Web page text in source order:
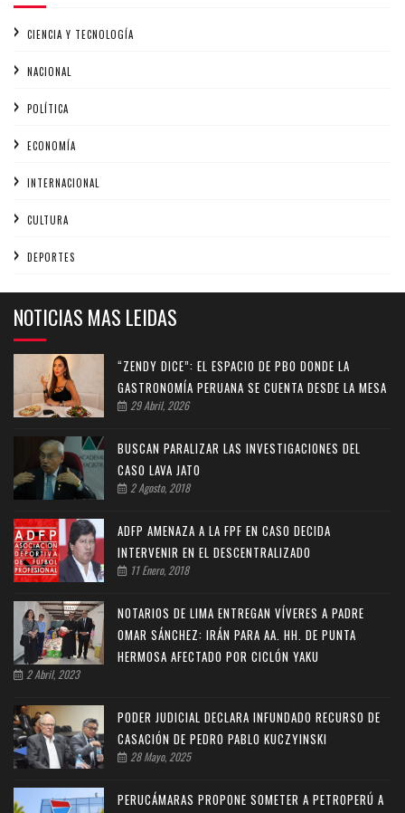
CIENCIA Y TECNOLOGÍA
NACIONAL
POLÍTICA
ECONOMÍA
INTERNACIONAL
CULTURA
DEPORTES
NOTICIAS MAS LEIDAS
“ZENDY DICE”: EL ESPACIO DE PBO DONDE LA
GASTRONOMÍA PERUANA SE CUENTA DESDE LA MESA
29 Abril, 2026
BUSCAN PARALIZAR LAS INVESTIGACIONES DEL
CASO LAVA JATO
2 Agosto, 2018
ADFP AMENAZA A LA FPF EN CASO DECIDA
INTERVENIR EN EL DESCENTRALIZADO
11 Enero, 2018
NOTARIOS DE LIMA ENTREGAN VÍVERES A PADRE
OMAR SÁNCHEZ: IRÁN PARA AA. HH. DE PUNTA
HERMOSA AFECTADO POR CICLÓN YAKU
2 Abril, 2023
PODER JUDICIAL DECLARA INFUNDADO RECURSO DE
CASACIÓN DE PEDRO PABLO KUCZYINSKI
28 Mayo, 2025
PERUCÁMARAS PROPONE SOMETER A PETROPERÚ A